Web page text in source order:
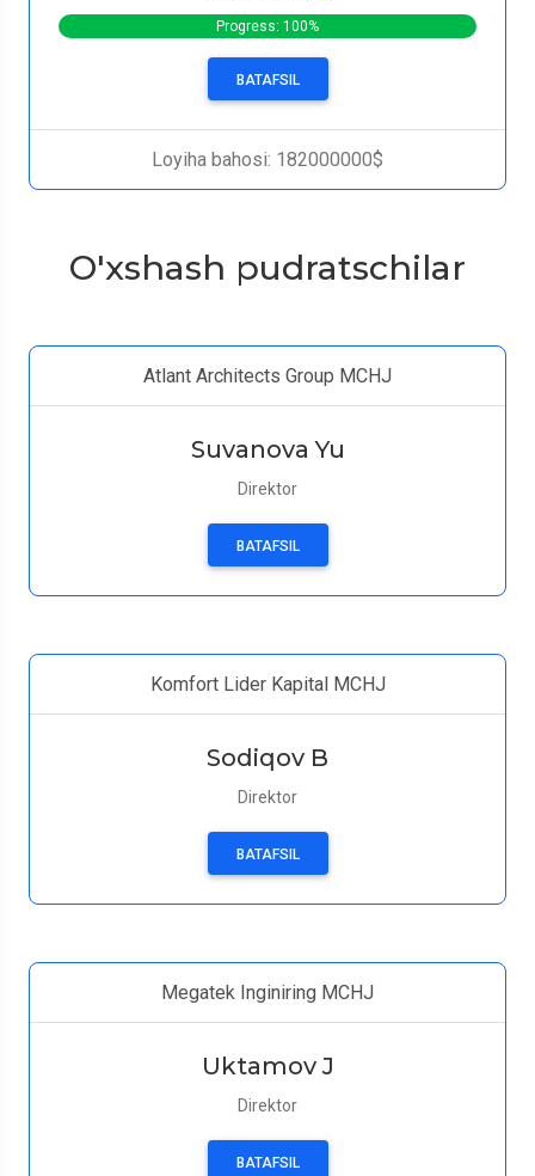
Progress: 100%
BATAFSIL
Loyiha bahosi: 182000000$
O'xshash pudratschilar
Atlant Architects Group MCHJ
Suvanova Yu
Direktor
BATAFSIL
Komfort Lider Kapital MCHJ
Sodiqov B
Direktor
BATAFSIL
Megatek Inginiring MCHJ
Uktamov J
Direktor
BATAFSIL